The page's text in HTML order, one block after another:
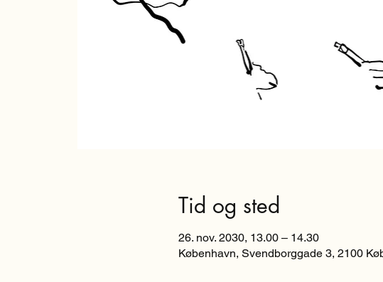
Tid og sted
26. nov. 2030, 13.00 – 14.30
København, Svendborggade 3, 2100